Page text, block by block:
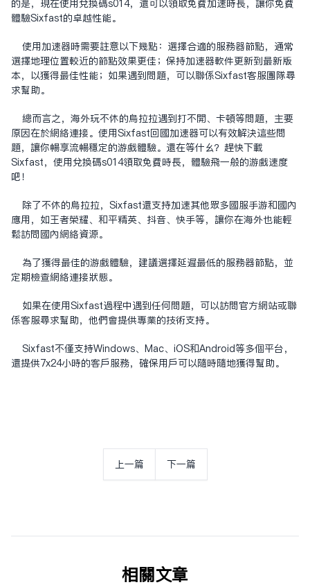
的是，现在使用兑换码s014，还可以领取免费加速时长，让你免费
体验Sixfast的卓越性能。
使用加速器时需要注意以下几点：选择合适的服务器节点，通常
选择地理位置较近的节点效果更佳；保持加速器软件更新到最新版
本，以获得最佳性能；如果遇到问题，可以联系Sixfast客服团队寻
求帮助。
总而言之，海外玩不休的乌拉拉遇到打不开、卡顿等问题，主要
原因在于网络连接。使用Sixfast回国加速器可以有效解决这些问
题，让你畅享流畅稳定的游戏体验。还在等什么？赶快下载
Sixfast，使用兑换码s014领取免费时长，体验飞一般的游戏速度
吧！
除了不休的乌拉拉，Sixfast还支持加速其他众多国服手游和国内
应用，如王者荣耀、和平精英、抖音、快手等，让你在海外也能轻
松访问国内网络资源。
为了获得最佳的游戏体验，建议选择延迟最低的服务器节点，并
定期检查网络连接状态。
如果在使用Sixfast过程中遇到任何问题，可以访问官方网站或联
系客服寻求帮助，他们会提供专业的技术支持。
Sixfast不仅支持Windows、Mac、iOS和Android等多个平台，
还提供7x24小时的客户服务，确保用户可以随时随地获得帮助。
上一篇 下一篇
相关文章